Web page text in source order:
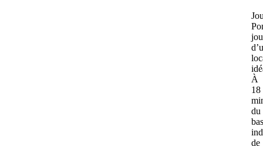
À
18
du
de